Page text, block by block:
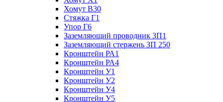
Хомут В30
Стяжка Г1
Упор Г6
Заземляющий проводник ЗП1
Заземляющий стержень ЗП 250
Кронштейн РА1
Кронштейн РА4
Кронштейн У1
Кронштейн У2
Кронштейн У4
Кронштейн У5